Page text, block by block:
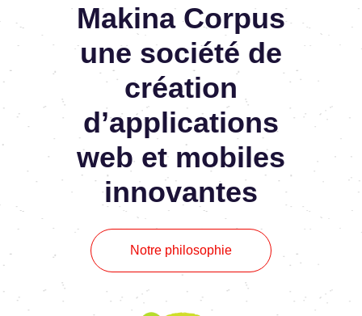
Makina Corpus
une société de
création
d’applications
web et mobiles
innovantes
Notre philosophie